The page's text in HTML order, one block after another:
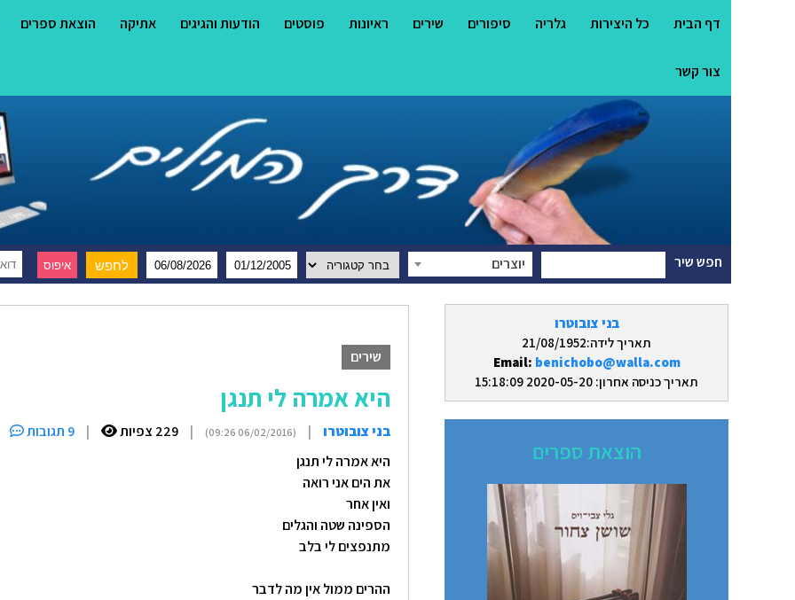
דף הבית כל היצירות גלריה סיפורים שירים ראיונות פוסטים הודעות והגיגים אתיקה הוצאת ספרים
צור קשר
חפש שיר יוצרים
בני צובוטרו
תאריך לידה:21/08/1952
Email: benichobo@walla.com
תאריך כניסה אחרון: 2020-05-20 15:18:09
הוצאת ספרים
שירים
היא אמרה לי תנגן
בני צובוטרו |
(06/02/2016 09:26)
| 229 צפיות | 9 תגובות
היא אמרה לי תנגן
את הים אני רואה
ואין אחר
הספינה שטה והגלים
מתנפצים לי בלב
ההרים ממול אין מה לדבר